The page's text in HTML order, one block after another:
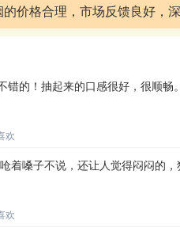
价格合理，市场反馈良好，
错的！抽起来的口感很好，很顺
欢
着嗓子不说，还让人觉得闷闷的
欢